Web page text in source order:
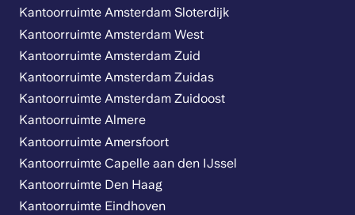
Kantoorruimte Amsterdam Sloterdijk
Kantoorruimte Amsterdam West
Kantoorruimte Amsterdam Zuid
Kantoorruimte Amsterdam Zuidas
Kantoorruimte Amsterdam Zuidoost
Kantoorruimte Almere
Kantoorruimte Amersfoort
Kantoorruimte Capelle aan den IJssel
Kantoorruimte Den Haag
Kantoorruimte Eindhoven